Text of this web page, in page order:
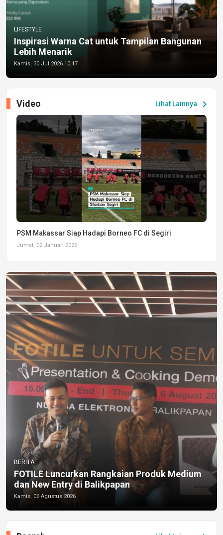
LIFESTYLE
Inspirasi Warna Cat untuk Tampilan Bangunan
Lebih Menarik
Kamis, 30 Jul 2026 10:17
Lihat Lainnya chevron_right
Video
PSM Makassar Siap Hadapi Borneo FC di Segiri
Jumat, 02 Januari 2026
BERITA
FOTILE Luncurkan Rangkaian Produk Medium
dan New Entry di Balikpapan
Kamis, 06 Agustus 2026